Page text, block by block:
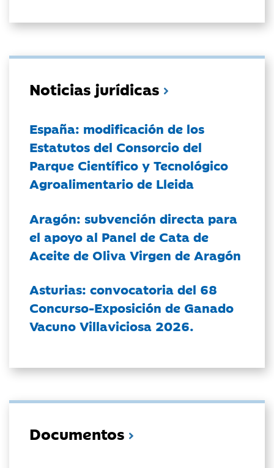
Noticias jurídicas
España: modificación de los
Estatutos del Consorcio del
Parque Científico y Tecnológico
Agroalimentario de Lleida
Aragón: subvención directa para
el apoyo al Panel de Cata de
Aceite de Oliva Virgen de Aragón
Asturias: convocatoria del 68
Concurso-Exposición de Ganado
Vacuno Villaviciosa 2026.
Documentos